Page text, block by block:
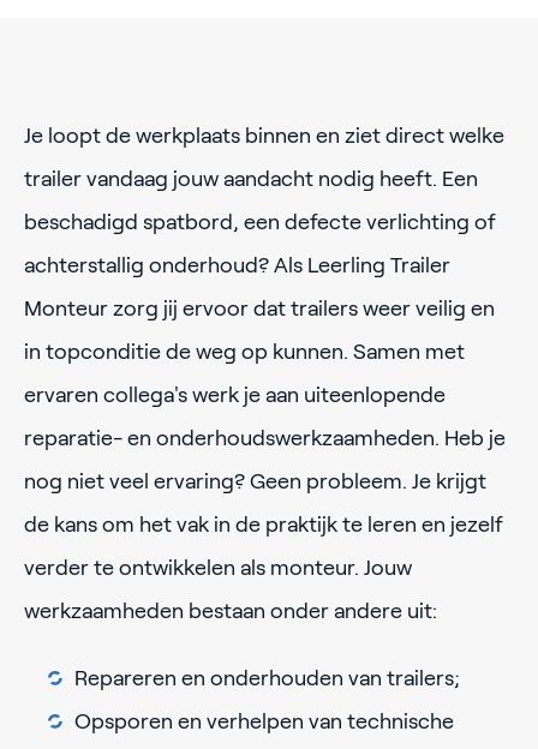
Je loopt de werkplaats binnen en ziet direct welke
trailer vandaag jouw aandacht nodig heeft. Een
beschadigd spatbord, een defecte verlichting of
achterstallig onderhoud? Als Leerling Trailer
Monteur zorg jij ervoor dat trailers weer veilig en
in topconditie de weg op kunnen. Samen met
ervaren collega's werk je aan uiteenlopende
reparatie- en onderhoudswerkzaamheden. Heb je
nog niet veel ervaring? Geen probleem. Je krijgt
de kans om het vak in de praktijk te leren en jezelf
verder te ontwikkelen als monteur. Jouw
werkzaamheden bestaan onder andere uit:
Repareren en onderhouden van trailers;
Opsporen en verhelpen van technische